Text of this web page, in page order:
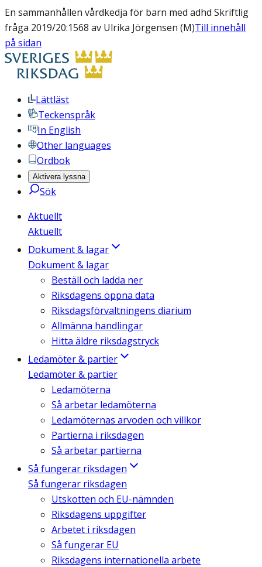
En sammanhållen vårdkedja för barn med adhd Skriftlig
fråga 2019/20:1568 av Ulrika Jörgensen (M)Till innehåll
på sidan
Lättläst
Teckenspråk
In English
Other languages
Ordbok
Aktivera lyssna
Sök
Aktuellt
Aktuellt
Dokument & lagar
Dokument & lagar
Beställ och ladda ner
Riksdagens öppna data
Riksdagsförvaltningens diarium
Allmänna handlingar
Hitta äldre riksdagstryck
Ledamöter & partier
Ledamöter & partier
Ledamöterna
Så arbetar ledamöterna
Ledamöternas arvoden och villkor
Partierna i riksdagen
Så arbetar partierna
Så fungerar riksdagen
Så fungerar riksdagen
Utskotten och EU-nämnden
Riksdagens uppgifter
Arbetet i riksdagen
Så fungerar EU
Riksdagens internationella arbete